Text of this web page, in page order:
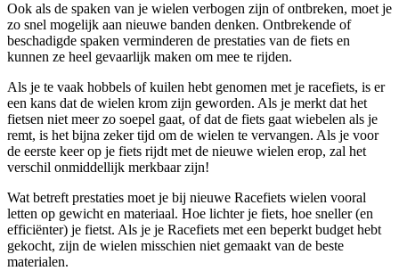
Ook als de spaken van je wielen verbogen zijn of ontbreken, moet je
zo snel mogelijk aan nieuwe banden denken. Ontbrekende of
beschadigde spaken verminderen de prestaties van de fiets en
kunnen ze heel gevaarlijk maken om mee te rijden.
Als je te vaak hobbels of kuilen hebt genomen met je racefiets, is er
een kans dat de wielen krom zijn geworden. Als je merkt dat het
fietsen niet meer zo soepel gaat, of dat de fiets gaat wiebelen als je
remt, is het bijna zeker tijd om de wielen te vervangen. Als je voor
de eerste keer op je fiets rijdt met de nieuwe wielen erop, zal het
verschil onmiddellijk merkbaar zijn!
Wat betreft prestaties moet je bij nieuwe Racefiets wielen vooral
letten op gewicht en materiaal. Hoe lichter je fiets, hoe sneller (en
efficiënter) je fietst. Als je je Racefiets met een beperkt budget hebt
gekocht, zijn de wielen misschien niet gemaakt van de beste
materialen.